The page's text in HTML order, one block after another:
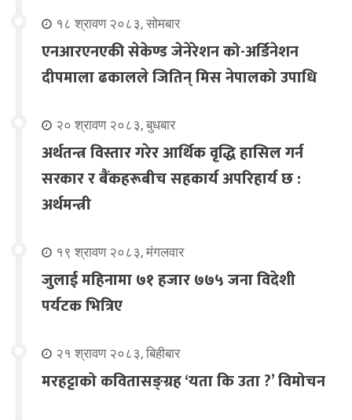
१८ श्रावण २०८३, सोमबार
एनआरएनएकी सेकेण्ड जेनेरेशन को-अर्डिनेशन
दीपमाला ढकालले जितिन् मिस नेपालको उपाधि
२० श्रावण २०८३, बुधबार
अर्थतन्त्र विस्तार गरेर आर्थिक वृद्धि हासिल गर्न
सरकार र बैंकहरूबीच सहकार्य अपरिहार्य छ :
अर्थमन्त्री
१९ श्रावण २०८३, मंगलवार
जुलाई महिनामा ७१ हजार ७७५ जना विदेशी
पर्यटक भित्रिए
२१ श्रावण २०८३, बिहीबार
मरहट्टाको कवितासङ्ग्रह ‘यता कि उता ?’ विमोचन